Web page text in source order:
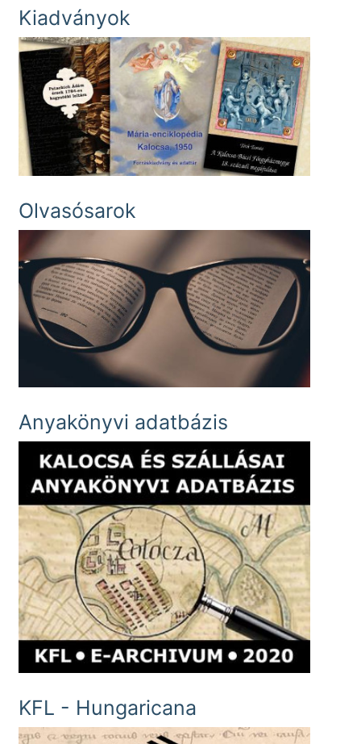
Kiadványok
Olvasósarok
Anyakönyvi adatbázis
KFL - Hungaricana